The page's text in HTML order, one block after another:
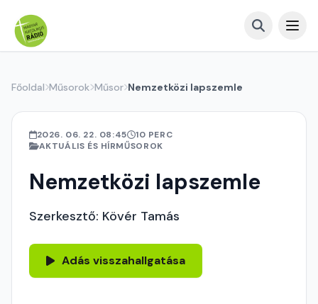
Főoldal Műsorok Műsor Nemzetközi lapszemle
2026. 06. 22. 08:45
10 PERC
AKTUÁLIS ÉS HÍRMŰSOROK
Nemzetközi lapszemle
Szerkesztő: Kövér Tamás
Adás visszahallgatása